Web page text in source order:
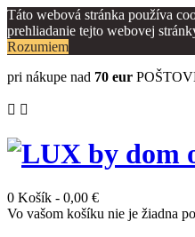
Táto webová stránka používa
prehliadanie tejto webovej
Rozumiem
pri nákupe nad 70 eur
 
0 Košík - 0,00 €
Vo vašom košíku nie je žiadna